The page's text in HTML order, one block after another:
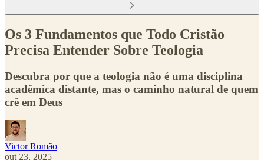
Os 3 Fundamentos que Todo Cristão
Precisa Entender Sobre Teologia
Descubra por que a teologia não é uma disciplina
acadêmica distante, mas o caminho natural de quem
crê em Deus
Victor Romão
out 23, 2025